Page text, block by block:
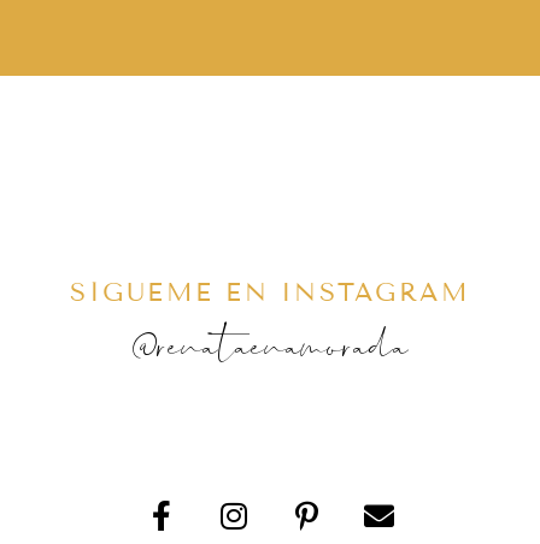
SÍGUEME EN INSTAGRAM
@renataenamorada